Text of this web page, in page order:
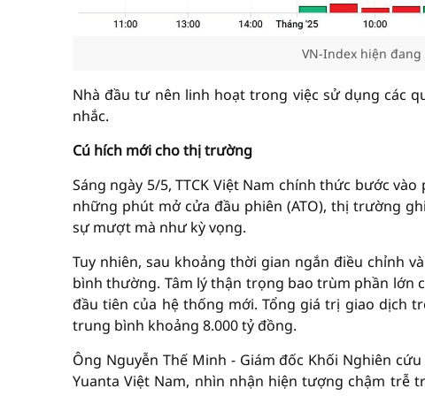
VN-Index hiện
Nhà đầu tư nên linh hoạt trong việc sử dụng các
nhắc.
Cú hích mới cho thị trường
Sáng ngày 5/5, TTCK Việt Nam chính thức bước
những phút mở cửa đầu phiên (ATO), thị trường
sự mượt mà như kỳ vọng.
Tuy nhiên, sau khoảng thời gian ngắn điều chỉnh
bình thường. Tâm lý thận trọng bao trùm phần lớn
đầu tiên của hệ thống mới. Tổng giá trị giao dịch
trung bình khoảng 8.000 tỷ đồng.
Ông Nguyễn Thế Minh - Giám đốc Khối Nghiên
Yuanta Việt Nam, nhìn nhận hiện tượng chậm trễ